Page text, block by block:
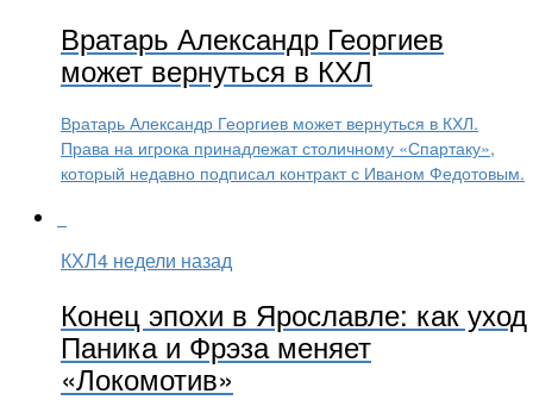
Вратарь Александр Георгиев
может вернуться в КХЛ
Вратарь Александр Георгиев может вернуться в КХЛ.
Права на игрока принадлежат столичному «Спартаку»,
который недавно подписал контракт с Иваном Федотовым.
КХЛ4 недели назад
Конец эпохи в Ярославле: как уход
Паника и Фрэза меняет
«Локомотив»